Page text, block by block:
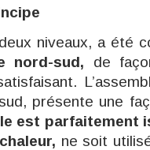
niveaux, a été
nord-sud, de
présente une
est parfaitement
ne soit